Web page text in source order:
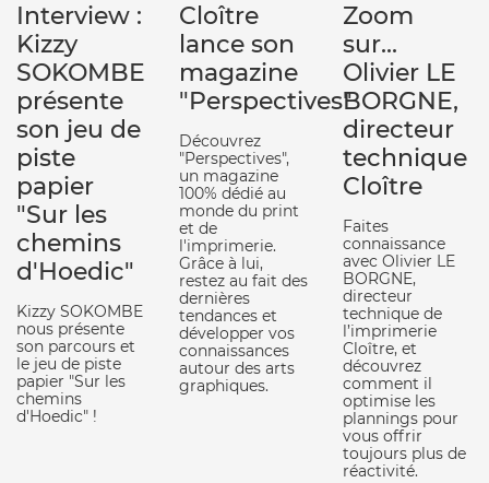
Interview :
Kizzy
SOKOMBE
présente
son jeu de
piste
papier
"Sur les
chemins
d'Hoedic"
Kizzy SOKOMBE
nous présente
son parcours et
le jeu de piste
papier "Sur les
chemins
d'Hoedic" !
Cloître
lance son
magazine
"Perspectives"
Découvrez
"Perspectives",
un magazine
100% dédié au
monde du print
et de
l'imprimerie.
Grâce à lui,
restez au fait des
dernières
tendances et
développer vos
connaissances
autour des arts
graphiques.
Zoom
sur...
Olivier LE
BORGNE,
directeur
technique
Cloître
Faites
connaissance
avec Olivier LE
BORGNE,
directeur
technique de
l’imprimerie
Cloître, et
découvrez
comment il
optimise les
plannings pour
vous offrir
toujours plus de
réactivité.